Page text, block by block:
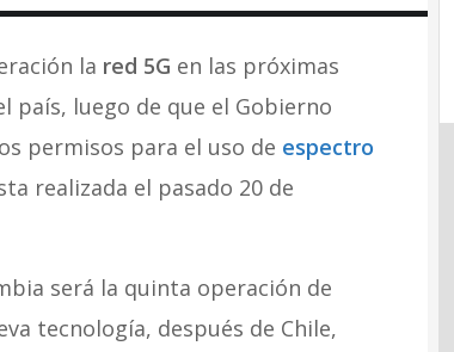
la red 5G en las próximas
país, luego de que el Gobierno
permisos para el uso de espectro
realizada el pasado 20 de
será la quinta operación de
tecnología, después de Chile,